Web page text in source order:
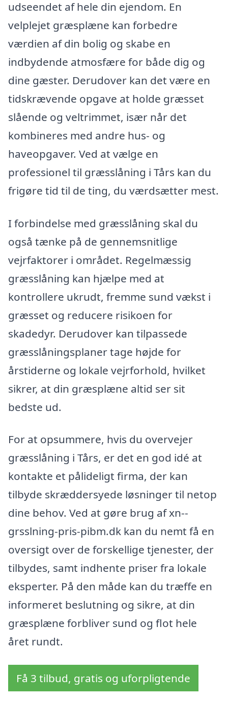
udseendet af hele din ejendom. En
velplejet græsplæne kan forbedre
værdien af din bolig og skabe en
indbydende atmosfære for både dig og
dine gæster. Derudover kan det være en
tidskrævende opgave at holde græsset
slående og veltrimmet, især når det
kombineres med andre hus- og
haveopgaver. Ved at vælge en
professionel til græsslåning i Tårs kan du
frigøre tid til de ting, du værdsætter mest.
I forbindelse med græsslåning skal du
også tænke på de gennemsnitlige
vejrfaktorer i området. Regelmæssig
græsslåning kan hjælpe med at
kontrollere ukrudt, fremme sund vækst i
græsset og reducere risikoen for
skadedyr. Derudover kan tilpassede
græsslåningsplaner tage højde for
årstiderne og lokale vejrforhold, hvilket
sikrer, at din græsplæne altid ser sit
bedste ud.
For at opsummere, hvis du overvejer
græsslåning i Tårs, er det en god idé at
kontakte et pålideligt firma, der kan
tilbyde skræddersyede løsninger til netop
dine behov. Ved at gøre brug af xn--
grsslning-pris-pibm.dk kan du nemt få en
oversigt over de forskellige tjenester, der
tilbydes, samt indhente priser fra lokale
eksperter. På den måde kan du træffe en
informeret beslutning og sikre, at din
græsplæne forbliver sund og flot hele
året rundt.
Få 3 tilbud, gratis og uforpligtende